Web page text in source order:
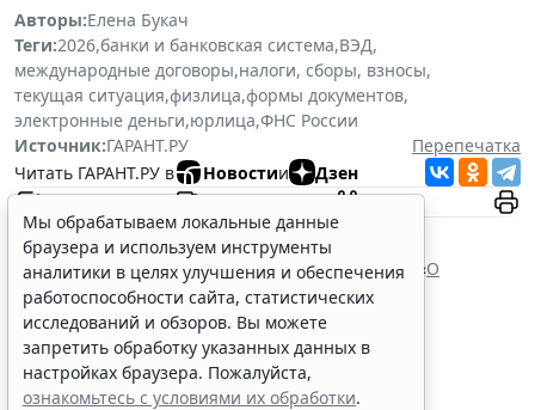
Авторы:Елена Букач
Теги:2026,банки и банковская система,ВЭД,
международные договоры,налоги, сборы, взносы,
текущая ситуация,физлица,формы документов,
электронные деньги,юрлица,ФНС России
Источник:ГАРАНТ.РУ
Перепечатка
Читать ГАРАНТ.РУ в
Новостии Дзен
Документы по теме:
Налоговый кодекс Российской Федерации
Федеральный закон от 10 декабря 2003 г. № 173 «О
валютном регулировании и валютном контроле
Читайте также:
Мы обрабатываем локальные данные
браузера и используем инструменты
аналитики в целях улучшения и обеспечения
работоспособности сайта, статистических
исследований и обзоров. Вы можете
запретить обработку указанных данных в
настройках браузера. Пожалуйста,
ознакомьтесь с условиями их обработки.